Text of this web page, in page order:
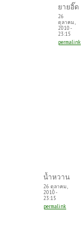
ยายอิ๊ด
26
ตุลาคม,
2010 -
23:15
permalink
น้ำหวาน
26 ตุลาคม,
2010 -
23:15
permalink